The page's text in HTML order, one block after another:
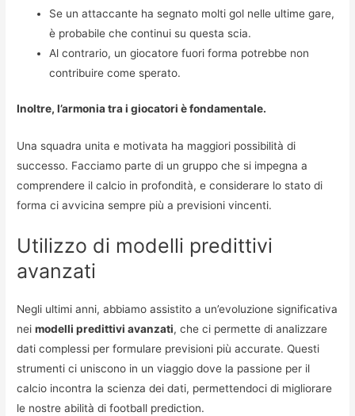
Se un attaccante ha segnato molti gol nelle ultime gare,
è probabile che continui su questa scia.
Al contrario, un giocatore fuori forma potrebbe non
contribuire come sperato.
Inoltre, l’armonia tra i giocatori è fondamentale.
Una squadra unita e motivata ha maggiori possibilità di
successo. Facciamo parte di un gruppo che si impegna a
comprendere il calcio in profondità, e considerare lo stato di
forma ci avvicina sempre più a previsioni vincenti.
Utilizzo di modelli predittivi
avanzati
Negli ultimi anni, abbiamo assistito a un’evoluzione significativa
neimodelli predittivi avanzati, che ci permette di analizzare
dati complessi per formulare previsioni più accurate. Questi
strumenti ci uniscono in un viaggio dove la passione per il
calcio incontra la scienza dei dati, permettendoci di migliorare
le nostre abilità di football prediction.